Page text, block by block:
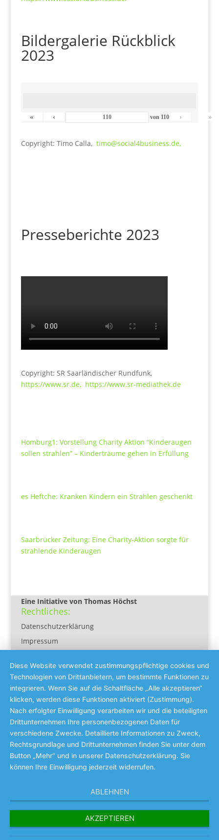
Bildergalerie Rückblick
2023
« ‹ von 110 › »
Copyright: Timo Calla, timo@social4business.de,
Presseberichte 2023
Copyright: SR Saarländischer Rundfunk,
https://www.sr.de, https://www.sr-mediathek.de
Homburg1: Vorstellung Charity Aktion “Kinderaugen
sollen strahlen” – Kinderträume gehen in Erfüllung
es Heftche: Kranken Kindern ein Strahlen geschenkt
Saarbrücker Zeitung: Eine Charity-Aktion sorgte für
strahlende Kinderaugen
Eine Initiative von Thomas Höchst
Rechtliches:
Datenschutzerklärung
Impressum
Diese Website verwendet zustimmungspflichtige cookies und
Technologien von Drittanbietern, um bestimmte Funktionen zu
integrieren. Wenn Sie auf die Schaltfläche „Alle akzeptieren“
klicken, werden diese Funktionen aktiviert (Zustimmung).
Nach erfolgter Einwilligung verarbeiten wir und die beteiligten
Drittunternehmen Ihre personenbezogenen Daten für
verschiedene Zwecke. Detaillierte Informationen zu Zweck,
Rechtsgrundlage und Drittunternehmen finden Sie unter dem
Button „Mehr“ und in unserer Datenschutzerklärung. Sie
können Ihre Einwilligung jederzeit widerrufen.
ABLEHNEN
AKZEPTIEREN